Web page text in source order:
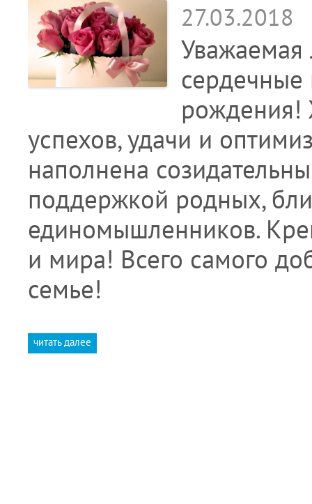
27.03.2018
Уважаемая
рождения!
успехов, удачи и
наполнена
поддержкой родных,
единомышленников.
и мира! Всего самого
семье!
читать далее